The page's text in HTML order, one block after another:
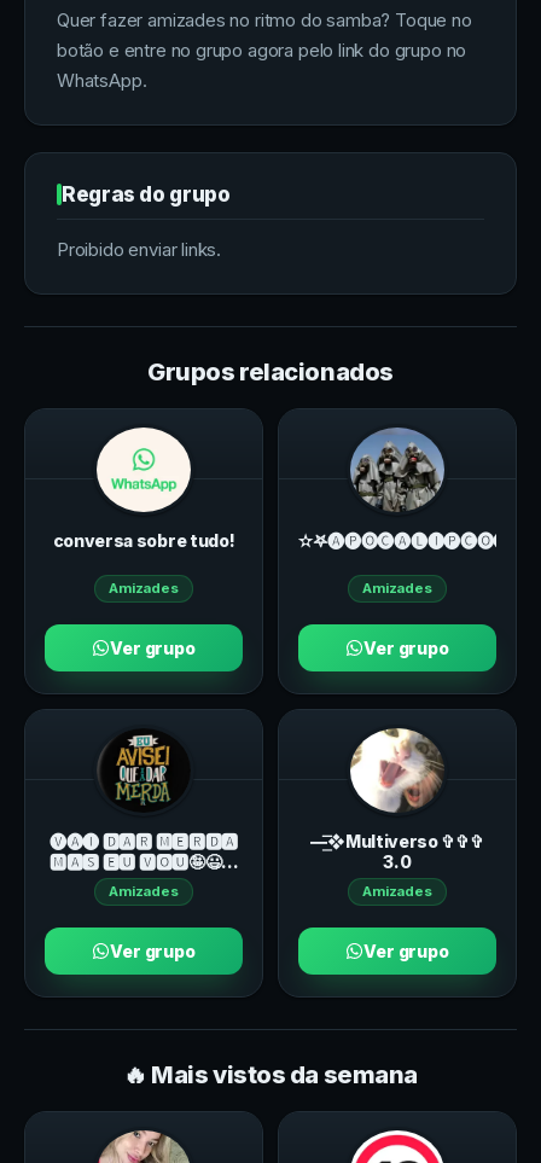
Quer fazer amizades no ritmo do samba? Toque no
botão e entre no grupo agora pelo link do grupo no
WhatsApp.
Regras do grupo
Proibido enviar links.
Grupos relacionados
conversa sobre tudo!
Amizades
Ver grupo
✫𖤐🅐🅟🅞🅒🅐🅛🅘🅟🅒🅞🅢𖤐✫
Amizades
Ver grupo
🅥︎🅐︎🅘︎ 🅳🅰🆁 🅼🅴🆁🅳🅰
🅼🅰🆂 🅴🆄 🆅🅾🆄🤪😃😂
😎🎉
Amizades
Ver grupo
—͟͞͞❖Multiverso ✞✞✞
3.0
Amizades
Ver grupo
🔥 Mais vistos da semana